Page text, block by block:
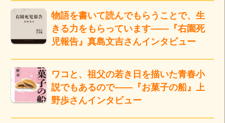
物語を書いて読んでもらうことで、生
きる力をもらっています――『右園死
児報告』真島文吉さんインタビュー
ワコと、祖父の若き日を描いた青春小
説でもあるので――『お菓子の船』上
野歩さんインタビュー